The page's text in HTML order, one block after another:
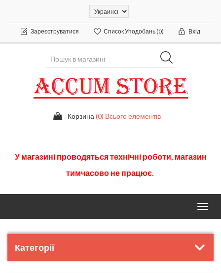
Зареєструватися Список Уподобань(0) Вхід
Корзина (0) Всього елементів
У магазині проводятьсятехнічні роботи, магазин
тимчасово не працює.
Категорії